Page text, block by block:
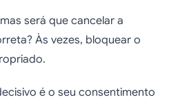
será que cancelar a
Às vezes, bloquear o
é o seu consentimento